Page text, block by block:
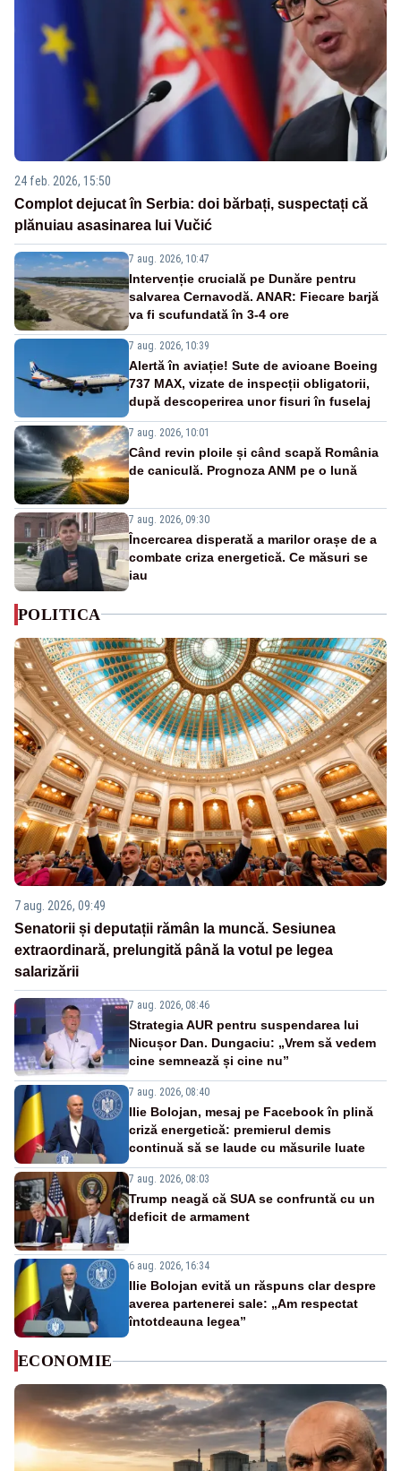
24 feb. 2026, 15:50
Complot dejucat în Serbia: doi bărbați, suspectați că
plănuiau asasinarea lui Vučić
7 aug. 2026, 10:47
Intervenție crucială pe Dunăre pentru
salvarea Cernavodă. ANAR: Fiecare barjă
va fi scufundată în 3-4 ore
7 aug. 2026, 10:39
Alertă în aviație! Sute de avioane Boeing
737 MAX, vizate de inspecții obligatorii,
după descoperirea unor fisuri în fuselaj
7 aug. 2026, 10:01
Când revin ploile și când scapă România
de caniculă. Prognoza ANM pe o lună
7 aug. 2026, 09:30
Încercarea disperată a marilor orașe de a
combate criza energetică. Ce măsuri se
iau
POLITICA
7 aug. 2026, 09:49
Senatorii și deputații rămân la muncă. Sesiunea
extraordinară, prelungită până la votul pe legea
salarizării
7 aug. 2026, 08:46
Strategia AUR pentru suspendarea lui
Nicușor Dan. Dungaciu: „Vrem să vedem
cine semnează și cine nu”
7 aug. 2026, 08:40
Ilie Bolojan, mesaj pe Facebook în plină
criză energetică: premierul demis
continuă să se laude cu măsurile luate
7 aug. 2026, 08:03
Trump neagă că SUA se confruntă cu un
deficit de armament
6 aug. 2026, 16:34
Ilie Bolojan evită un răspuns clar despre
averea partenerei sale: „Am respectat
întotdeauna legea”
ECONOMIE